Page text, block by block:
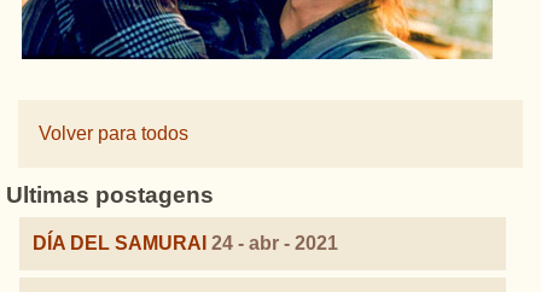
Volver para todos
Ultimas postagens
DÍA DEL SAMURAI 24 - abr - 2021